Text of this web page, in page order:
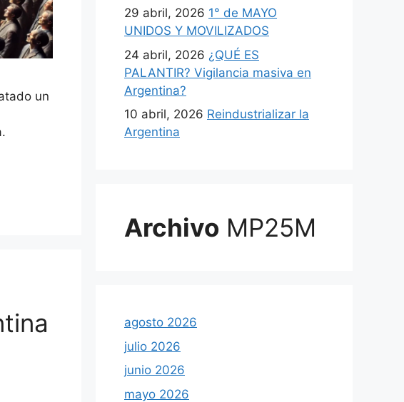
un
29 abril, 2026 1° de MAYO
UNIDOS Y MOVILIZADOS
24 abril, 2026 ¿QUÉ ES
PALANTIR? Vigilancia masiva en
Argentina?
10 abril, 2026 Reindustrializar la
Argentina
Archivo MP25M
agosto 2026
julio 2026
junio 2026
mayo 2026